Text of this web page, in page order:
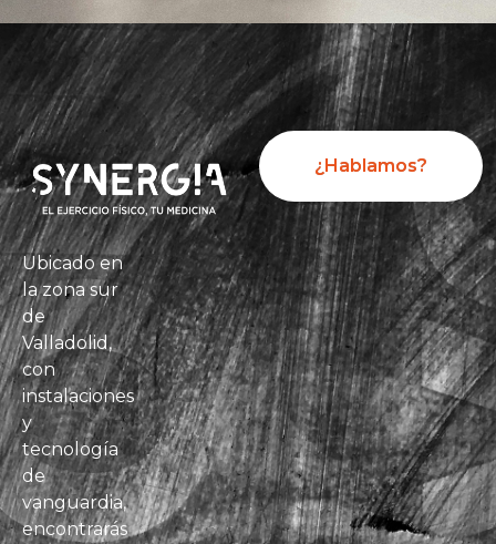
Ubicado en
la zona sur
de
Valladolid,
con
instalaciones
y
tecnología
de
vanguardia,
encontrarás
¿Hablamos?